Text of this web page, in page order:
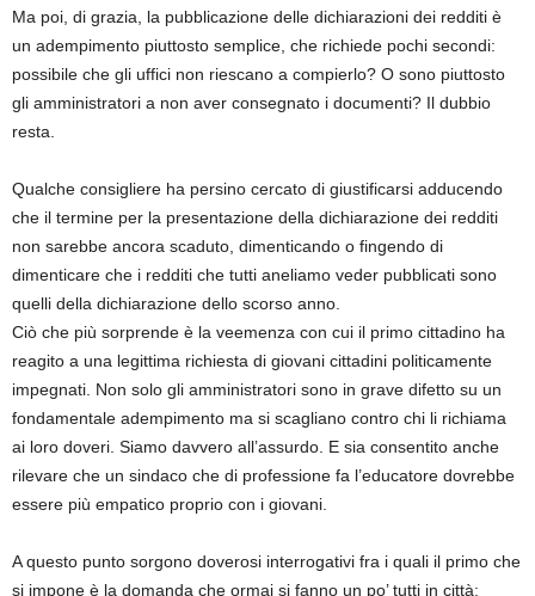
Ma poi, di grazia, la pubblicazione delle dichiarazioni dei redditi è
un adempimento piuttosto semplice, che richiede pochi secondi:
possibile che gli uffici non riescano a compierlo? O sono piuttosto
gli amministratori a non aver consegnato i documenti? Il dubbio
resta.
Qualche consigliere ha persino cercato di giustificarsi adducendo
che il termine per la presentazione della dichiarazione dei redditi
non sarebbe ancora scaduto, dimenticando o fingendo di
dimenticare che i redditi che tutti aneliamo veder pubblicati sono
quelli della dichiarazione dello scorso anno.
Ciò che più sorprende è la veemenza con cui il primo cittadino ha
reagito a una legittima richiesta di giovani cittadini politicamente
impegnati. Non solo gli amministratori sono in grave difetto su un
fondamentale adempimento ma si scagliano contro chi li richiama
ai loro doveri. Siamo davvero all’assurdo. E sia consentito anche
rilevare che un sindaco che di professione fa l’educatore dovrebbe
essere più empatico proprio con i giovani.
A questo punto sorgono doverosi interrogativi fra i quali il primo che
si impone è la domanda che ormai si fanno un po’ tutti in città: